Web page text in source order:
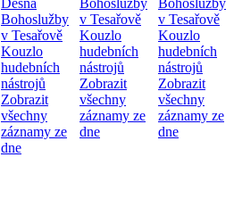
Desná
Bohoslužby
v Tesařově
Kouzlo
hudebních
nástrojů
Zobrazit
všechny
záznamy ze
dne
Bohoslužby
v Tesařově
Kouzlo
hudebních
nástrojů
Zobrazit
všechny
záznamy ze
dne
Bohoslužby
v Tesařově
Kouzlo
hudebních
nástrojů
Zobrazit
všechny
záznamy ze
dne